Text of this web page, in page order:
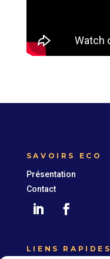
SAVOIRS ECO
Présentation
Contact
LIENS RAPIDES